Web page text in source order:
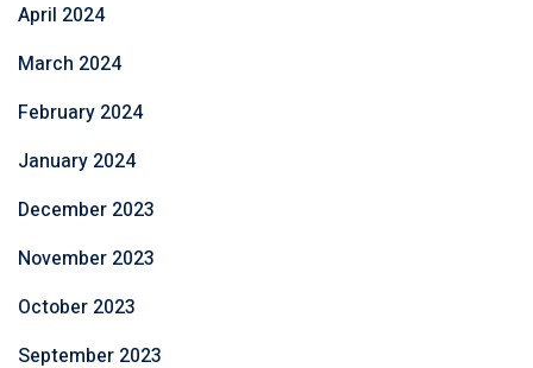
April 2024
March 2024
February 2024
January 2024
December 2023
November 2023
October 2023
September 2023